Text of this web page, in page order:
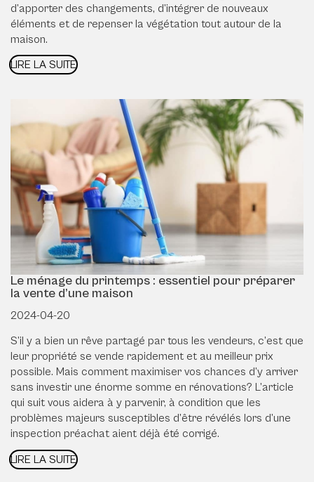
d’apporter des changements, d’intégrer de nouveaux
éléments et de repenser la végétation tout autour de la
maison.
LIRE LA SUITE
Le ménage du printemps : essentiel pour préparer
la vente d’une maison
2024-04-20
S’il y a bien un rêve partagé par tous les vendeurs, c’est que
leur propriété se vende rapidement et au meilleur prix
possible. Mais comment maximiser vos chances d’y arriver
sans investir une énorme somme en rénovations? L’article
qui suit vous aidera à y parvenir, à condition que les
problèmes majeurs susceptibles d’être révélés lors d’une
inspection préachat aient déjà été corrigé.
LIRE LA SUITE